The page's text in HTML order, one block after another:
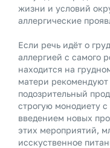
жизни и условий
аллергические
Если речь идёт о
аллергией с самого
находится на
матери рекомендуют
подозрительный
строгую монодиету
введением новых
этих мероприятий,
исскуственное